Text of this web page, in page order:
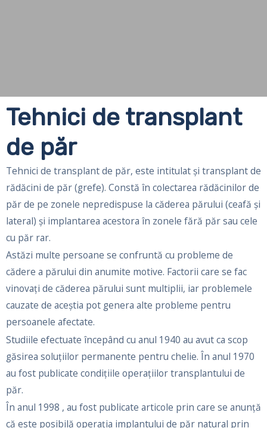
Tehnici de transplant
de păr
Tehnici de transplant de păr, este intitulat şi transplant de
rădăcini de păr (grefe). Constă în colectarea rădăcinilor de
păr de pe zonele nepredispuse la căderea părului (ceafă şi
lateral) şi implantarea acestora în zonele fără păr sau cele
cu păr rar.
Astăzi multe persoane se confruntă cu probleme de
cădere a părului din anumite motive. Factorii care se fac
vinovați de căderea părului sunt multiplii, iar problemele
cauzate de aceștia pot genera alte probleme pentru
persoanele afectate.
Studiile efectuate începând cu anul 1940 au avut ca scop
găsirea soluțiilor permanente pentru chelie. În anul 1970
au fost publicate condițiile operațiilor transplantului de
păr.
În anul 1998 , au fost publicate articole prin care se anunță
că este posibilă operația implantului de păr natural prin